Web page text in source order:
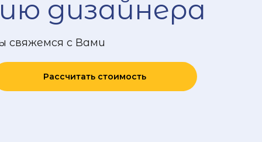
дизайнера
свяжемся с Вами
Рассчитать стоимость